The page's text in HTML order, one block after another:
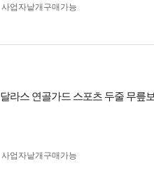
사업자 낱개구매가능
달라스 연골가드 스포츠 두줄 무릎
사업자 낱개구매가능